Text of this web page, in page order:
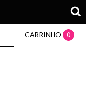
CARRINHO 0